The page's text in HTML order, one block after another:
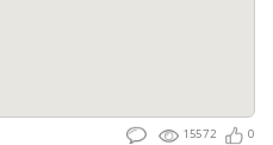
15572 0